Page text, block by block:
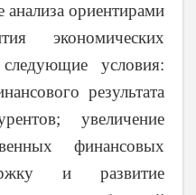
ориентирами
экономических
условия:
результата
увеличение
финансовых
и развитие